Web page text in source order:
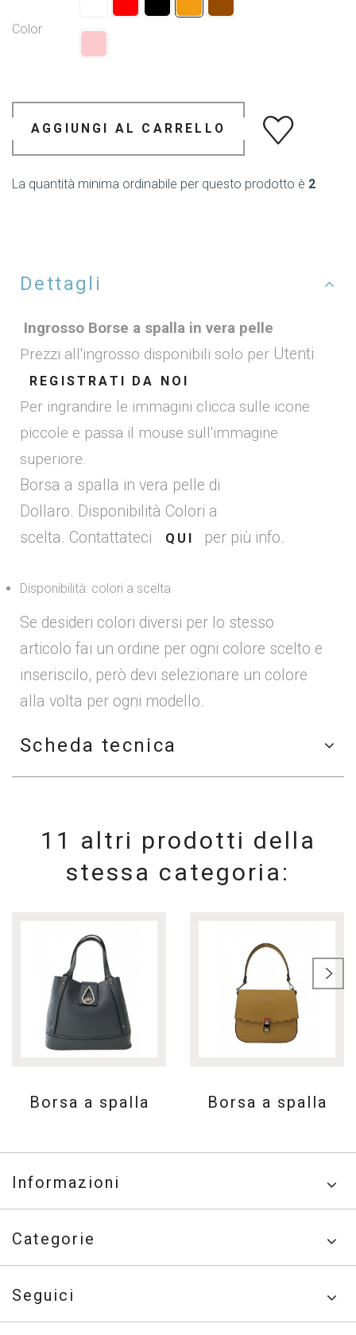
Color
AGGIUNGI AL CARRELLO
La quantità minima ordinabile per questo prodotto è 2
Dettagli
Ingrosso Borse a spalla in vera pelle
Prezzi all'ingrosso disponibili solo per Utenti
REGISTRATI DA NOI
Per ingrandire le immagini clicca sulle icone
piccole e passa il mouse sull'immagine
superiore.
Borsa a spalla in vera pelle di
Dollaro. Disponibilità Colori a
scelta. Contattateci
QUI per più info.
Disponibilità: colori a scelta
Se desideri colori diversi per lo stesso
articolo fai un ordine per ogni colore scelto e
inseriscilo, però devi selezionare un colore
alla volta per ogni modello.
Scheda tecnica
11 altri prodotti della
stessa categoria:
Borsa a spalla Borsa a spalla
Informazioni
Categorie
Seguici